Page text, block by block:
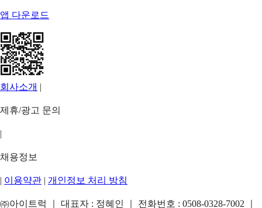
앱 다운로드
회사소개 |
제휴/광고 문의
|
채용정보
| 이용약관 | 개인정보 처리 방침
㈜아이트럭 ｜ 대표자 : 정혜인 ｜ 전화번호 : 0508-0328-7002